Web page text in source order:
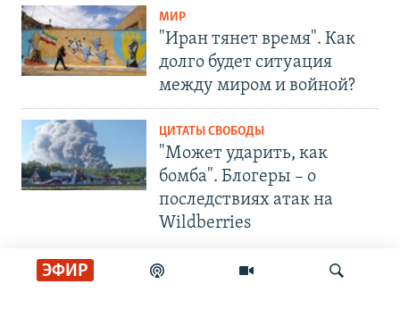
ЭФИР
МИР
"Иран тянет время". Как
долго будет ситуация
между миром и войной?
ЦИТАТЫ СВОБОДЫ
"Может ударить, как
бомба". Блогеры – о
последствиях атак на
Wildberries